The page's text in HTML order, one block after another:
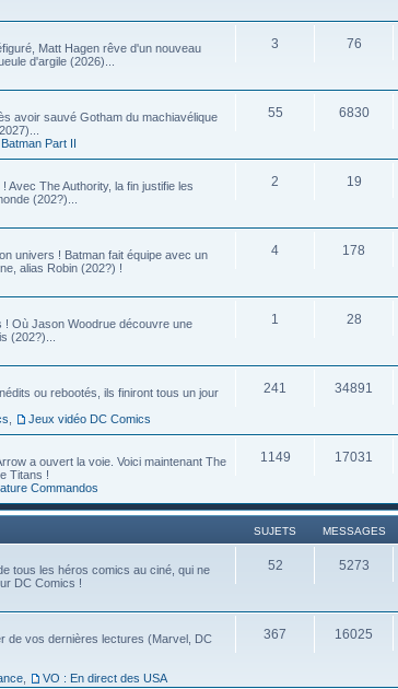
Matt Hagen rêve d'un nouveau
d'argile (2026)...
3 76
avoir sauvé Gotham du machiavélique
Part II
55 6830
Avec The Authority, la fin justifie les
(202?)...
2 19
univers ! Batman fait équipe avec un
alias Robin (202?) !
4 178
! Où Jason Woodrue découvre une
(202?)...
1 28
ou rebootés, ils finiront tous un jour
Jeux vidéo DC Comics
241 34891
a ouvert la voie. Voici maintenant The
Titans !
Commandos
1149 17031
SUJETS MESSAGES
tous les héros comics au ciné, qui ne
DC Comics !
52 5273
de vos dernières lectures (Marvel, DC
VO : En direct des USA
367 16025